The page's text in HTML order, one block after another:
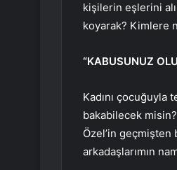
kişilerin eşlerini
koyarak? Kimlere
“KABUSUNUZ
Kadını çocuğuyla
bakabilecek
Özel’in geçmişten
arkadaşlarımın